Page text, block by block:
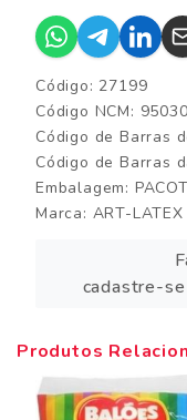
Código: 27199
Código NCM:
Código de Barras
Código de Barras
Embalagem:
Marca: ART-LATEX
cadastre-
Produtos